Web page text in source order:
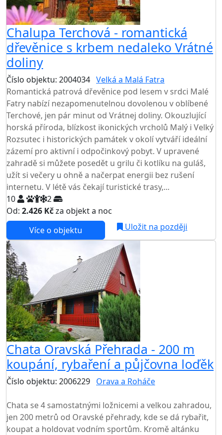
Chalupa Terchová - romantická
dřevěnice s krbem nedaleko Vrátné
doliny
Číslo objektu: 2004034 Velká a Malá Fatra
Romantická patrová dřevěnice pod lesem v srdci Malé
Fatry nabízí nezapomenutelnou dovolenou v oblíbené
Terchové, jen pár minut od Vrátnej doliny. Okouzlující
horská příroda, blízkost ikonických vrcholů Malý i Velký
Rozsutec i historických památek v okolí vytváří ideální
zázemí pro aktivní i odpočinkový pobyt. V upravené
zahradě si můžete posedět u grilu či kotlíku na guláš,
užít si večery u ohně a načerpat energii bez rušení
internetu. V létě vás čekají turistické trasy,...
10
2
Od: 2.426 Kčza objekt a noc
Více o objektu
Uložit na později
Chata Oravská Přehrada - 200 m
koupání, rybaření a půjčovna loďěk
Číslo objektu: 2006229 Orava a Roháče
Chata se 4 samostatnými ložnicemi a velkou zahradou,
jen 200 metrů od Oravské přehrady, kde se dá rybařit,
koupat a holdovat vodním sportům. Kromě altánku